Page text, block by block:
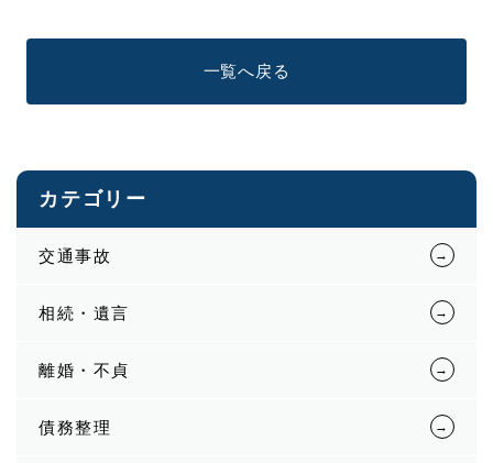
一覧へ戻る
カテゴリー
交通事故
相続・遺言
離婚・不貞
債務整理